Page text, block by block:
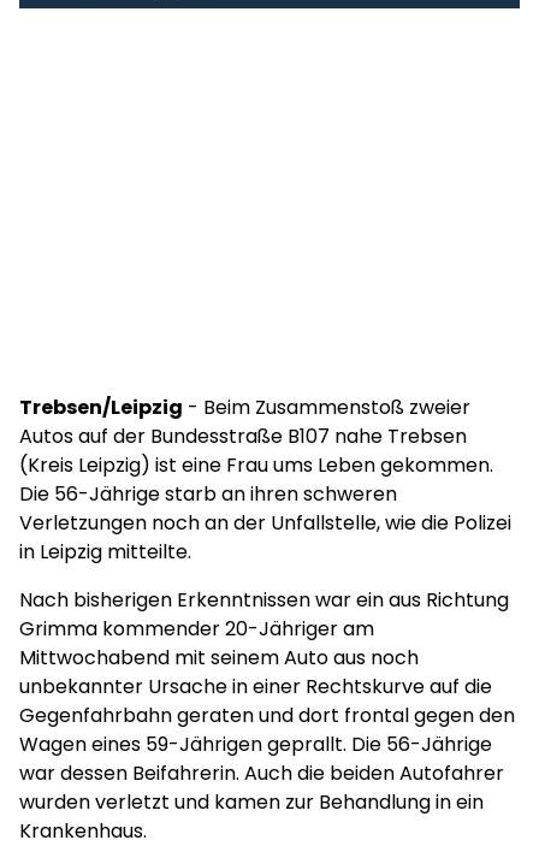
Trebsen/Leipzig - Beim Zusammenstoß zweier
Autos auf der Bundesstraße B107 nahe Trebsen
(Kreis Leipzig) ist eine Frau ums Leben gekommen.
Die 56-Jährige starb an ihren schweren
Verletzungen noch an der Unfallstelle, wie die Polizei
in Leipzig mitteilte.
Nach bisherigen Erkenntnissen war ein aus Richtung
Grimma kommender 20-Jähriger am
Mittwochabend mit seinem Auto aus noch
unbekannter Ursache in einer Rechtskurve auf die
Gegenfahrbahn geraten und dort frontal gegen den
Wagen eines 59-Jährigen geprallt. Die 56-Jährige
war dessen Beifahrerin. Auch die beiden Autofahrer
wurden verletzt und kamen zur Behandlung in ein
Krankenhaus.